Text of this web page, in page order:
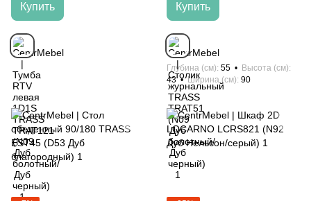
Купить Купить
Глубина (см) 55
Высота (см)
43
Ширина (см) 90